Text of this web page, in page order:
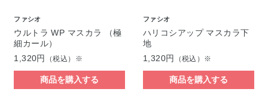
ファシオ
ウルトラ WP マスカラ （極
細カール）
1,320円
（税込）※
商品を購入する
ファシオ
ハリコシアップ マスカラ下
地
1,320円
（税込）※
商品を購入する